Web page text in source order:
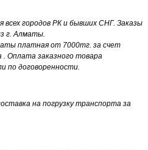
всех городов РК и бывших СНГ. Заказы
г. Алматы.
платная от 7000тг. за счет
. Оплата заказного товара
по договоренности.
на погрузку транспорта за